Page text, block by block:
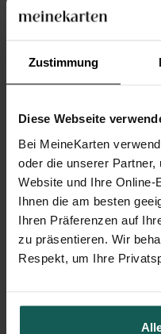
Zustimmung
Diese Webseite
Bei MeineKarten
oder die unserer
Website und Ihre
Ihnen die am besten
Ihren Präferenzen auf
zu präsentieren. Wir
Respekt, um Ihre